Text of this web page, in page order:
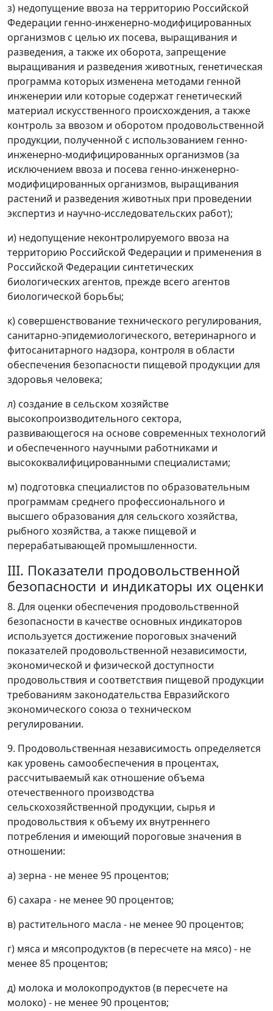
з) недопущение ввоза на территорию Российской
Федерации генно-инженерно-модифицированных
организмов с целью их посева, выращивания и
разведения, а также их оборота, запрещение
выращивания и разведения животных, генетическая
программа которых изменена методами генной
инженерии или которые содержат генетический
материал искусственного происхождения, а также
контроль за ввозом и оборотом продовольственной
продукции, полученной с использованием генно-
инженерно-модифицированных организмов (за
исключением ввоза и посева генно-инженерно-
модифицированных организмов, выращивания
растений и разведения животных при проведении
экспертиз и научно-исследовательских работ);
и) недопущение неконтролируемого ввоза на
территорию Российской Федерации и применения в
Российской Федерации синтетических
биологических агентов, прежде всего агентов
биологической борьбы;
к) совершенствование технического регулирования,
санитарно-эпидемиологического, ветеринарного и
фитосанитарного надзора, контроля в области
обеспечения безопасности пищевой продукции для
здоровья человека;
л) создание в сельском хозяйстве
высокопроизводительного сектора,
развивающегося на основе современных технологий
и обеспеченного научными работниками и
высококвалифицированными специалистами;
м) подготовка специалистов по образовательным
программам среднего профессионального и
высшего образования для сельского хозяйства,
рыбного хозяйства, а также пищевой и
перерабатывающей промышленности.
III. Показатели продовольственной
безопасности и индикаторы их оценки
8. Для оценки обеспечения продовольственной
безопасности в качестве основных индикаторов
используется достижение пороговых значений
показателей продовольственной независимости,
экономической и физической доступности
продовольствия и соответствия пищевой продукции
требованиям законодательства Евразийского
экономического союза о техническом
регулировании.
9. Продовольственная независимость определяется
как уровень самообеспечения в процентах,
рассчитываемый как отношение объема
отечественного производства
сельскохозяйственной продукции, сырья и
продовольствия к объему их внутреннего
потребления и имеющий пороговые значения в
отношении:
а) зерна - не менее 95 процентов;
б) сахара - не менее 90 процентов;
в) растительного масла - не менее 90 процентов;
г) мяса и мясопродуктов (в пересчете на мясо) - не
менее 85 процентов;
д) молока и молокопродуктов (в пересчете на
молоко) - не менее 90 процентов;